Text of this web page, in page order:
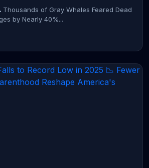
Thousands of Gray Whales Feared Dead
by Nearly 40%...